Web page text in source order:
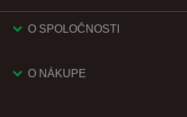
O SPOLOČNOSTI
O NÁKUPE